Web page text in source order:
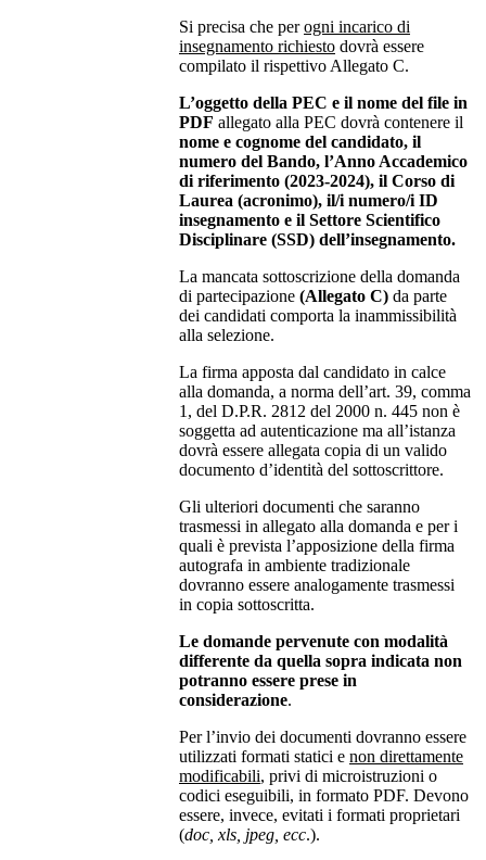
Si precisa che perogni incarico di
insegnamento richiesto dovrà essere
compilato il rispettivo Allegato C.
L’oggetto della PEC e il nome del file in
PDF allegato alla PEC dovrà contenere il
nome e cognome del candidato, il
numero del Bando, l’Anno Accademico
di riferimento (2023-2024), il Corso di
Laurea (acronimo), il/i numero/i ID
insegnamento e il Settore Scientifico
Disciplinare (SSD) dell’insegnamento.
La mancata sottoscrizione della domanda
di partecipazione (Allegato C) da parte
dei candidati comporta la inammissibilità
alla selezione.
La firma apposta dal candidato in calce
alla domanda, a norma dell’art. 39, comma
1, del D.P.R. 2812 del 2000 n. 445 non è
soggetta ad autenticazione ma all’istanza
dovrà essere allegata copia di un valido
documento d’identità del sottoscrittore.
Gli ulteriori documenti che saranno
trasmessi in allegato alla domanda e per i
quali è prevista l’apposizione della firma
autografa in ambiente tradizionale
dovranno essere analogamente trasmessi
in copia sottoscritta.
Le domande pervenute con modalità
differente da quella sopra indicata non
potranno essere prese in
considerazione.
Per l’invio dei documenti dovranno essere
utilizzati formati statici e non direttamente
modificabili, privi di microistruzioni o
codici eseguibili, in formato PDF. Devono
essere, invece, evitati i formati proprietari
(doc, xls, jpeg, ecc.).